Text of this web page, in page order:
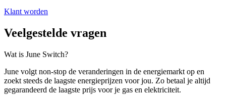
Klant worden
Veelgestelde vragen
Wat is June Switch?
June volgt non-stop de veranderingen in de energiemarkt op en
zoekt steeds de laagste energieprijzen voor jou. Zo betaal je altijd
gegarandeerd de laagste prijs voor je gas en elektriciteit.